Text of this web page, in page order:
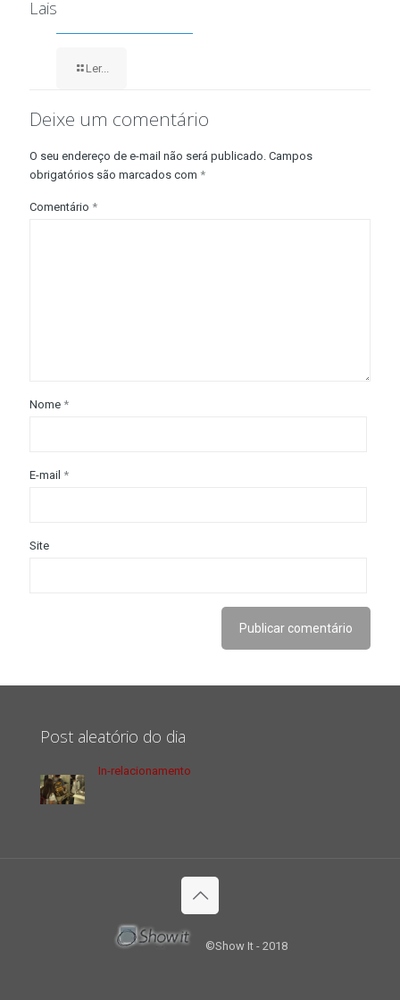
Lais
Ler...
Deixe um comentário
O seu endereço de e-mail não será publicado. Campos
obrigatórios são marcados com *
Comentário *
Nome *
E-mail *
Site
Post aleatório do dia
In-relacionamento
©Show It - 2018